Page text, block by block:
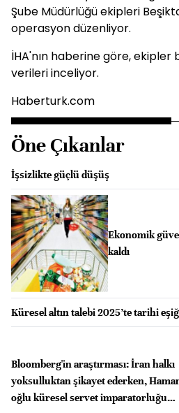
Şube Müdürlüğü ekipleri
operasyon düzenliyor.
İHA'nın haberine göre, ekipler
verileri inceliyor.
Haberturk.com
Öne Çıkanlar
İşsizlikte güçlü düşüş
Ekonomik
kaldı
Küresel altın talebi 2025’te tarihi
Bloomberg'in araştırması: İran halkı
yoksulluktan şikayet ederken,
oğlu küresel servet imparatorluğu